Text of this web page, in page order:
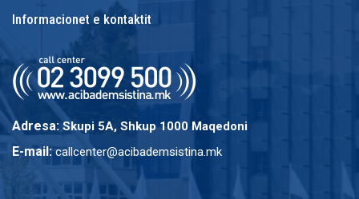
Informacionet e kontaktit
Adresa: Skupi 5A, Shkup 1000 Maqedoni
E-mail: callcenter@acibademsistina.mk